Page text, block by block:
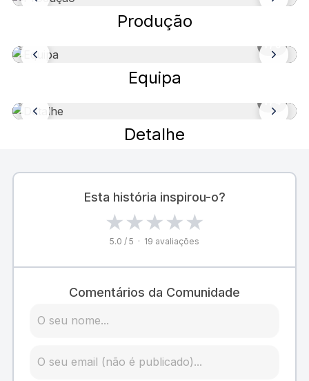
Produção
Equipa
Detalhe
Esta história inspirou-o?
★★★★★
5.0 / 5 · 19 avaliações
Comentários da Comunidade